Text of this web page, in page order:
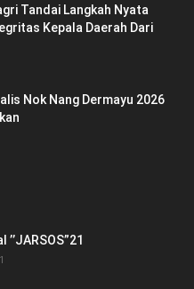
Tandai Langkah Nyata
Kepala Daerah Dari
Nok Nang Dermayu 2026